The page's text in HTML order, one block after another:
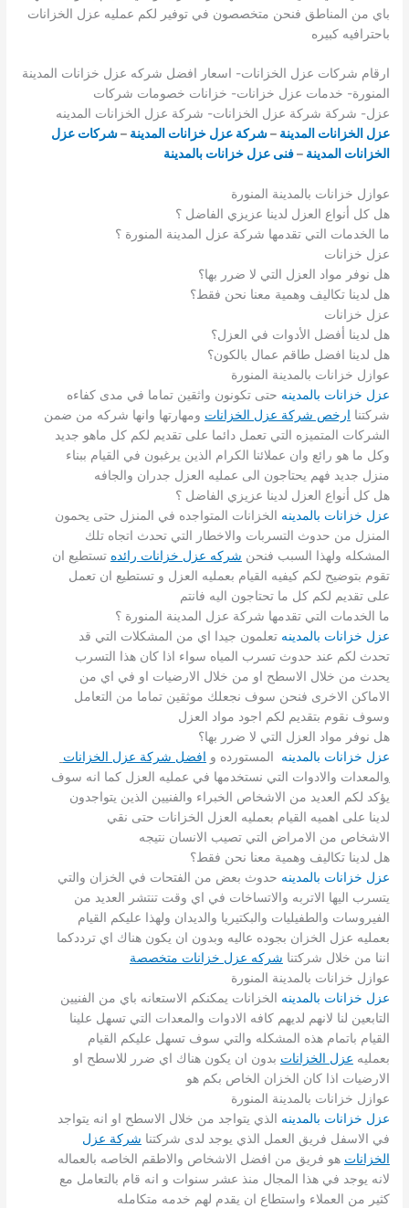
باي من المناطق فنحن متخصصون في توفير لكم عمليه عزل الخزانات
باحترافيه كبيره
ارقام شركات عزل الخزانات- اسعار افضل شركه عزل خزانات المدينة
المنورة- خدمات عزل خزانات- خزانات خصومات شركات
عزل- شركة شركة عزل الخزانات- شركة عزل الخزانات المدينه
عزل الخزانات المدينة–شركة عزل خزانات المدينة–شركات عزل
الخزانات المدينة–فنى عزل خزانات بالمدينة
عوازل خزانات بالمدينة المنورة
هل كل أنواع العزل لدينا عزيزي الفاضل ؟
ما الخدمات التي تقدمها شركة عزل المدينة المنورة ؟
عزل خزانات
هل نوفر مواد العزل التي لا ضرر بها؟
هل لدينا تكاليف وهمية معنا نحن فقط؟
عزل خزانات
هل لدينا أفضل الأدوات في العزل؟
هل لدينا افضل طاقم عمال بالكون؟
عوازل خزانات بالمدينة المنورة
عزل خزانات بالمدينه حتى تكونون واثقين تماما في مدى كفاءه
شركتنا ارخص شركة عزل الخزانات ومهارتها وانها شركه من ضمن
الشركات المتميزه التي تعمل دائما على تقديم لكم كل ماهو جديد
وكل ما هو رائع وان عملائنا الكرام الذين يرغبون في القيام ببناء
منزل جديد فهم يحتاجون الى عمليه العزل جدران والجافه
هل كل أنواع العزل لدينا عزيزي الفاضل ؟
عزل خزانات بالمدينه الخزانات المتواجده في المنزل حتى يحمون
المنزل من حدوث التسربات والاخطار التي تحدث اتجاه تلك
المشكله ولهذا السبب فنحن شركه عزل خزانات رائده تستطيع ان
تقوم بتوضيح لكم كيفيه القيام بعمليه العزل و تستطيع ان تعمل
على تقديم لكم كل ما تحتاجون اليه فانتم
ما الخدمات التي تقدمها شركة عزل المدينة المنورة ؟
عزل خزانات بالمدينه تعلمون جيدا اي من المشكلات التي قد
تحدث لكم عند حدوث تسرب المياه سواء اذا كان هذا التسرب
يحدث من خلال الاسطح او من خلال الارضيات او في اي من
الاماكن الاخرى فنحن سوف نجعلك موثقين تماما من التعامل
وسوف نقوم بتقديم لكم اجود مواد العزل
هل نوفر مواد العزل التي لا ضرر بها؟
عزل خزانات بالمدينه المستورده و افضل شركة عزل الخزانات
والمعدات والادوات التي نستخدمها في عمليه العزل كما انه سوف
يؤكد لكم العديد من الاشخاص الخبراء والفنيين الذين يتواجدون
لدينا على اهميه القيام بعمليه العزل الخزانات حتى نقي
الاشخاص من الامراض التي تصيب الانسان نتيجه
هل لدينا تكاليف وهمية معنا نحن فقط؟
عزل خزانات بالمدينه حدوث بعض من الفتحات في الخزان والتي
يتسرب اليها الاتربه والاتساخات في اي وقت تنتشر العديد من
الفيروسات والطفيليات والبكتيريا والديدان ولهذا عليكم القيام
بعمليه عزل الخزان بجوده عاليه وبدون ان يكون هناك اي ترددكما
اننا من خلال شركتنا شركه عزل خزانات متخصصة
عوازل خزانات بالمدينة المنورة
عزل خزانات بالمدينه الخزانات يمكنكم الاستعانه باي من الفنيين
التابعين لنا لانهم لديهم كافه الادوات والمعدات التي تسهل علينا
القيام باتمام هذه المشكله والتي سوف تسهل عليكم القيام
بعمليه عزل الخزانات بدون ان يكون هناك اي ضرر للاسطح او
الارضيات اذا كان الخزان الخاص بكم هو
عوازل خزانات بالمدينة المنورة
عزل خزانات بالمدينه الذي يتواجد من خلال الاسطح او انه يتواجد
في الاسفل فريق العمل الذي يوجد لدى شركتنا شركة عزل
الخزانات هو فريق من افضل الاشخاص والاطقم الخاصه بالعماله
لانه يوجد في هذا المجال منذ عشر سنوات و انه قام بالتعامل مع
كثير من العملاء واستطاع ان يقدم لهم خدمه متكامله